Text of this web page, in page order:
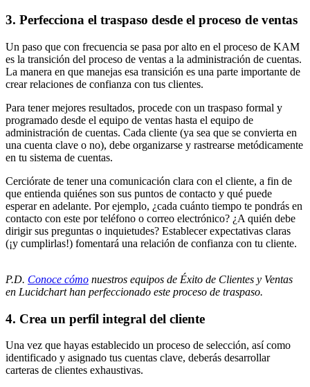
3. Perfecciona el traspaso desde el proceso de ventas
Un paso que con frecuencia se pasa por alto en el proceso de KAM
es la transición del proceso de ventas a la administración de cuentas.
La manera en que manejas esa transición es una parte importante de
crear relaciones de confianza con tus clientes.
Para tener mejores resultados, procede con un traspaso formal y
programado desde el equipo de ventas hasta el equipo de
administración de cuentas. Cada cliente (ya sea que se convierta en
una cuenta clave o no), debe organizarse y rastrearse metódicamente
en tu sistema de cuentas.
Cerciórate de tener una comunicación clara con el cliente, a fin de
que entienda quiénes son sus puntos de contacto y qué puede
esperar en adelante. Por ejemplo, ¿cada cuánto tiempo te pondrás en
contacto con este por teléfono o correo electrónico? ¿A quién debe
dirigir sus preguntas o inquietudes? Establecer expectativas claras
(¡y cumplirlas!) fomentará una relación de confianza con tu cliente.
P.D. Conoce cómo nuestros equipos de Éxito de Clientes y Ventas
en Lucidchart han perfeccionado este proceso de traspaso.
4. Crea un perfil integral del cliente
Una vez que hayas establecido un proceso de selección, así como
identificado y asignado tus cuentas clave, deberás desarrollar
carteras de clientes exhaustivas.